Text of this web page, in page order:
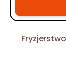
Fryzjerstwo